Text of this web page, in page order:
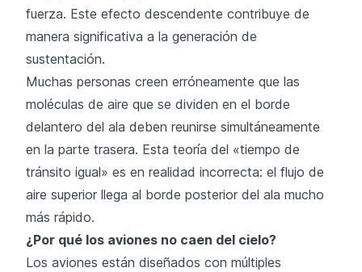
fuerza. Este efecto descendente contribuye de
manera significativa a la generación de
sustentación.
Muchas personas creen erróneamente que las
moléculas de aire que se dividen en el borde
delantero del ala deben reunirse simultáneamente
en la parte trasera. Esta teoría del «tiempo de
tránsito igual» es en realidad incorrecta: el flujo de
aire superior llega al borde posterior del ala mucho
más rápido.
¿Por qué los aviones no caen del cielo?
Los aviones están diseñados con múltiples